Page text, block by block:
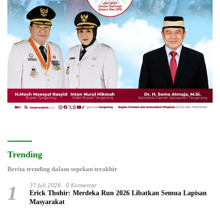
Trending
Berita trending dalam sepekan terakhir
1 31 Juli 2026 0 Komentar
Erick Thohir: Merdeka Run 2026 Libatkan Semua Lapisan
Masyarakat